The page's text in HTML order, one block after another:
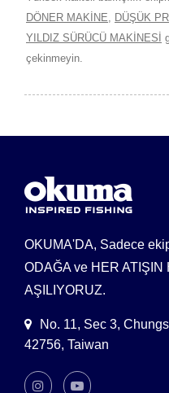
DÖNER MAKİNE, DÜŞÜK
YILDIZ SÜRÜCÜ MAKİNESİ
çekinmeyin.
OKUMA'DA, Sadece
ODAĞA ve HER
AŞILIYORUZ.
No. 11, Sec 3,
42756, Taiwan